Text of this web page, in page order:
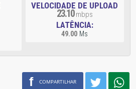
VELOCIDADE DE UPLOAD
23.10mbps
LATÊNCIA:
49.00 Ms
f COMPARTILHAR